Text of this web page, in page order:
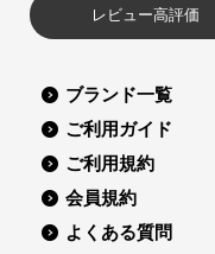
レビュー高評価
ブランド一覧
ご利用ガイド
ご利用規約
会員規約
よくある質問